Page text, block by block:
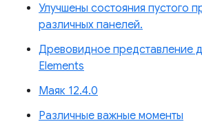
Улучшены состояния пустого
различных панелей.
Древовидное представление
Elements
Маяк 12.4.0
Различные важные моменты